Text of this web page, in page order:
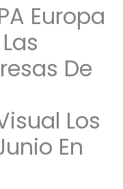
Europa
De
Los
En